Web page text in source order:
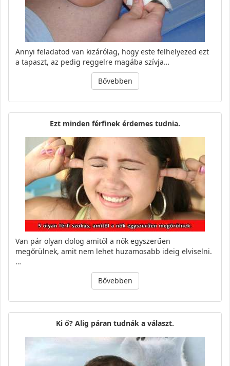
Annyi feladatod van kizárólag, hogy este felhelyezed ezt
a tapaszt, az pedig reggelre magába szívja…
Bővebben
Ezt minden férfinek érdemes tudnia.
Van pár olyan dolog amitől a nők egyszerűen
megőrülnek, amit nem lehet huzamosabb ideig elviselni.
…
Bővebben
Ki ő? Alig páran tudnák a választ.